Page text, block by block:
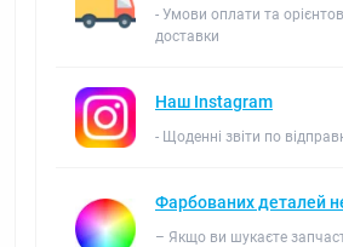
- Умови оплати та
доставки
Наш Instagram
- Щоденні звіти по
Фарбованих деталей
– Якщо ви шукаєте